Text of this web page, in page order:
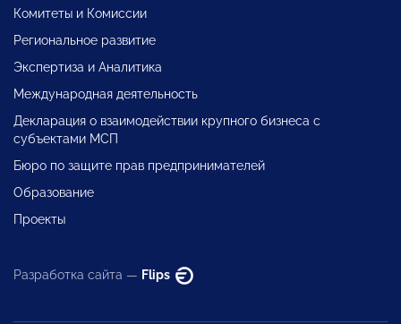
Комитеты и Комиссии
Региональное развитие
Экспертиза и Аналитика
Международная деятельность
Декларация о взаимодействии крупного бизнеса с
субъектами МСП
Бюро по защите прав предпринимателей
Образование
Проекты
Разработка сайта — Flips